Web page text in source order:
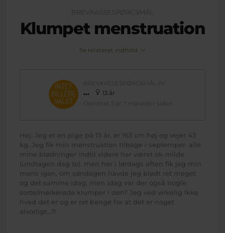
BREVKASSESPØRGSMÅL
Klumpet menstruation
Se relateret indhold
BREVKASSESPØRGSMÅL AF
...
13 år
Oprettet 5 år 7 måneder siden
Hej. Jeg er en pige på 13 år, er 163 cm høj og vejer 43
kg. Jeg fik min menstruation tilbage i septemper. alle
mine blødninger indtil videre har været ok milde
(undtagen dag to). men her i lørdags aften fik jeg min
mens igen, om søndagen havde jeg blødt ret meget
og det samme idag, men idag var der også nogle
sorte/mørkerøde klumper i den? Jeg ved virkelig Ikke
hvad det er og er ret bange for at det er noget
alvorligt...?!